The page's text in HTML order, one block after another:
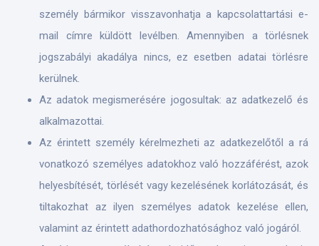
személy bármikor visszavonhatja a kapcsolattartási e-
mail címre küldött levélben. Amennyiben a törlésnek
jogszabályi akadálya nincs, ez esetben adatai törlésre
kerülnek.
Az adatok megismerésére jogosultak: az adatkezelő és
alkalmazottai.
Az érintett személy kérelmezheti az adatkezelőtől a rá
vonatkozó személyes adatokhoz való hozzáférést, azok
helyesbítését, törlését vagy kezelésének korlátozását, és
tiltakozhat az ilyen személyes adatok kezelése ellen,
valamint az érintett adathordozhatósághoz való jogáról.